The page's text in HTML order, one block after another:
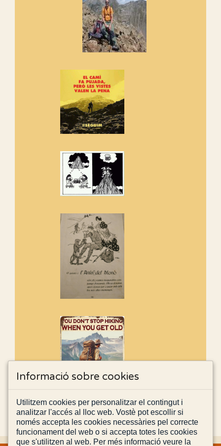
cosa hem de fer...
Els Centpeus signen el
Manifest a favor dels Camins
adhereix-te al manifest!
Rebem un diploma dels
Amics de Sant Aniol d'Aguja
Els Centpeus estem implicats
de l'entorn de Sant Aniol
Informació sobre cookies
Utilitzem cookies per personalitzar el contingut i
analitzar l'accés al lloc web. Vostè pot escollir si
només accepta les cookies necessàries pel correcte
funcionament del web o si accepta totes les cookies
que s'utilitzen al web. Per més informació veure la